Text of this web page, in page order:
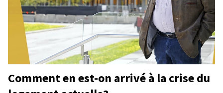
Comment en est-on arrivé à la crise du